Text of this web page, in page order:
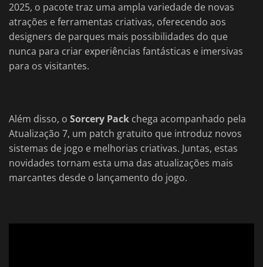
2025, o pacote traz uma ampla variedade de novas
atrações e ferramentas criativas, oferecendo aos
designers de parques mais possibilidades do que
nunca para criar experiências fantásticas e imersivas
para os visitantes.
Além disso, o Sorcery Pack chega acompanhado pela
Atualização 7, um patch gratuito que introduz novos
sistemas de jogo e melhorias criativas. Juntas, estas
novidades tornam esta uma das atualizações mais
marcantes desde o lançamento do jogo.